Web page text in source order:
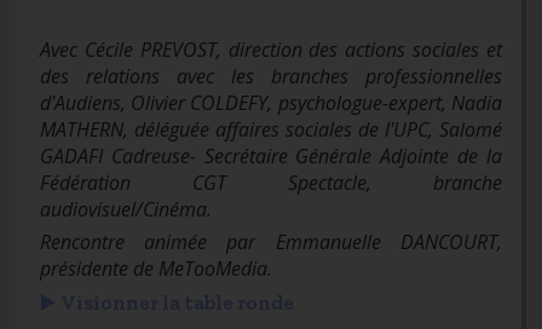
Avec Cécile PREVOST, direction des actions sociales et
des relations avec les branches professionnelles
d'Audiens, Olivier COLDEFY, psychologue-expert, Nadia
MATHERN, déléguée affaires sociales de l'UPC, Salomé
GADAFI Cadreuse- Secrétaire Générale Adjointe de la
Fédération CGT Spectacle, branche
audiovisuel/Cinéma.
Rencontre animée par Emmanuelle DANCOURT,
présidente de MeTooMedia.